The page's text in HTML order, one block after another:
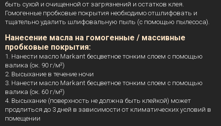
быть сухой и очищенной от загрязнений и остатков клея.
Гомогенные пробковые покрытия необходимо отшлифовать и
тщательно удалить шлифовальную пыль (с помощью пылесоса).
Нанесение масла на гомогенные / массивные
пробковые покрытия:
1. Нанести масло Markant бесцветное тонким слоем с помощью
валика (ок. 90 г/м²)
2. Высыхание в течение ночи
3. Нанести масло Markant бесцветное тонким слоем с помощью
валика (ок. 60 г/м²)
4. Высыхание (поверхность не должна быть клейкой) может
продлиться до 3 дней в зависимости от климатических условий в
помещении